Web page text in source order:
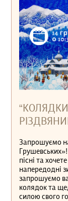
Запрошуємо
пісні та
напередодні
запрошуємо
колядок та
силою свого